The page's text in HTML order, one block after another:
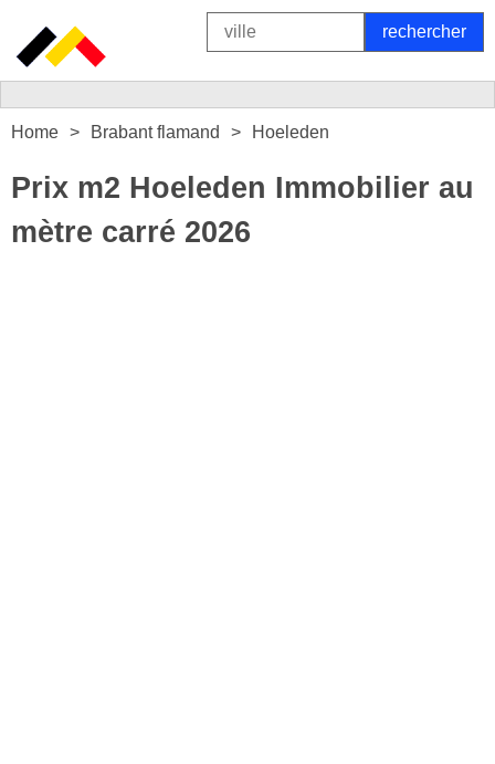
Home Brabant flamand Hoeleden
Prix m2 Hoeleden Immobilier au
mètre carré 2026